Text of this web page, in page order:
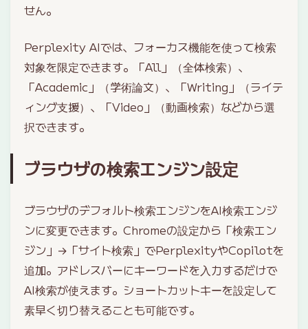
せん。
Perplexity AIでは、フォーカス機能を使って検索
対象を限定できます。「All」（全体検索）、
「Academic」（学術論文）、「Writing」（ライテ
ィング支援）、「Video」（動画検索）などから選
択できます。
ブラウザの検索エンジン設定
ブラウザのデフォルト検索エンジンをAI検索エンジ
ンに変更できます。Chromeの設定から「検索エン
ジン」→「サイト検索」でPerplexityやCopilotを
追加。アドレスバーにキーワードを入力するだけで
AI検索が使えます。ショートカットキーを設定して
素早く切り替えることも可能です。